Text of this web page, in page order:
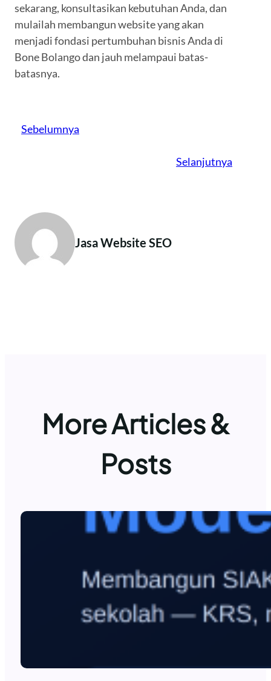
sekarang, konsultasikan kebutuhan Anda, dan
mulailah membangun website yang akan
menjadi fondasi pertumbuhan bisnis Anda di
Bone Bolango dan jauh melampaui batas-
batasnya.
Sebelumnya
Selanjutnya
Jasa Website SEO
More Articles &
Posts